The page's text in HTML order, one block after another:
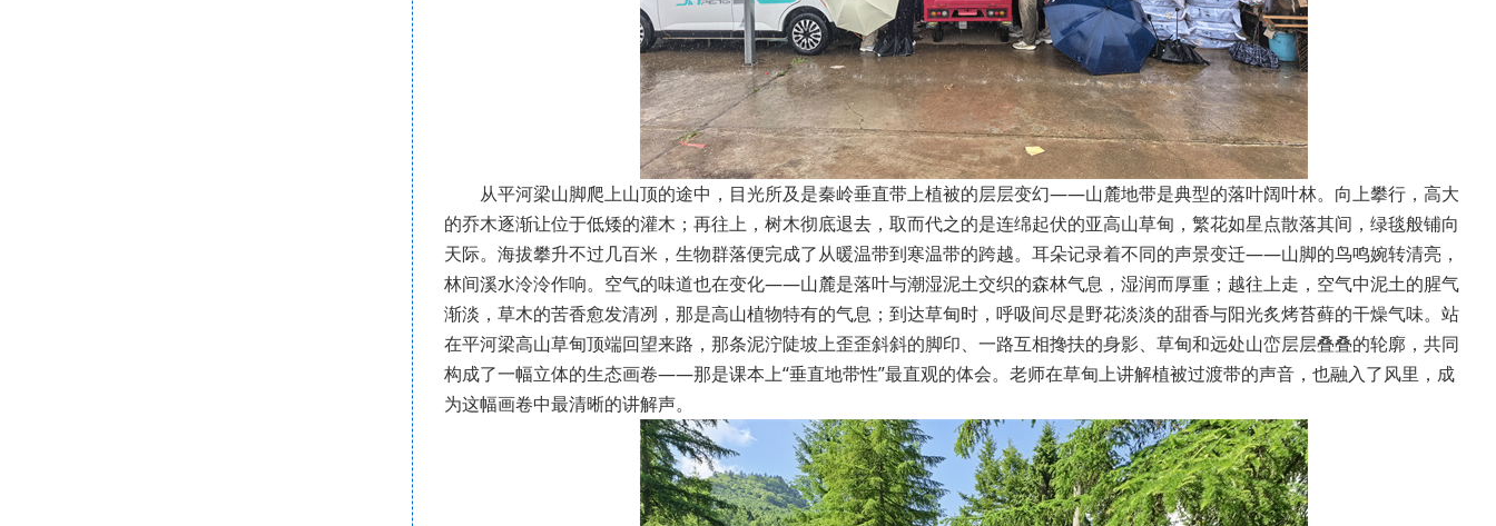
从平河梁山脚爬上山顶的途中，目光所及是秦岭垂直带上植被的层层变幻——山麓地带是典型的落叶阔叶林。向上攀行，高大
的乔木逐渐让位于低矮的灌木；再往上，树木彻底退去，取而代之的是连绵起伏的亚高山草甸，繁花如星点散落其间，绿毯般铺向
天际。海拔攀升不过几百米，生物群落便完成了从暖温带到寒温带的跨越。耳朵记录着不同的声景变迁——山脚的鸟鸣婉转清亮，
林间溪水泠泠作响。空气的味道也在变化——山麓是落叶与潮湿泥土交织的森林气息，湿润而厚重；越往上走，空气中泥土的腥气
渐淡，草木的苦香愈发清冽，那是高山植物特有的气息；到达草甸时，呼吸间尽是野花淡淡的甜香与阳光炙烤苔藓的干燥气味。站
在平河梁高山草甸顶端回望来路，那条泥泞陡坡上歪歪斜斜的脚印、一路互相搀扶的身影、草甸和远处山峦层层叠叠的轮廓，共同
构成了一幅立体的生态画卷——那是课本上“垂直地带性”最直观的体会。老师在草甸上讲解植被过渡带的声音，也融入了风里，成
为这幅画卷中最清晰的讲解声。